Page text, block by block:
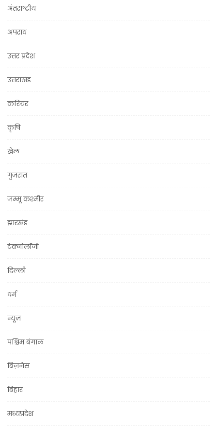
अंतराष्ट्रीय
अपराध
उत्तर प्रदेश
उत्तराखंड
करियर
कृषि
खेल
गुजरात
जम्मू कश्मीर
झारखंड
टेक्नोलॉजी
दिल्ली
धर्म
न्यूज़
पश्चिम बंगाल
बिज़नेस
बिहार
मध्यप्रदेश